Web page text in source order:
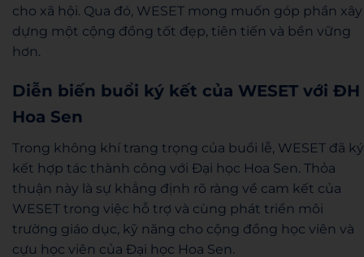
cho xã hội. Qua đó, WESET mong muốn góp phần xây
dựng một cộng đồng tốt đẹp, tiên tiến và bền vững
hơn.
Diễn biến buổi ký kết của WESET với ĐH
Hoa Sen
Trong không khí trang trọng của buổi lễ, WESET đã ký
kết hợp tác thành công với Đại học Hoa Sen. Thỏa
thuận này là sự khẳng định rõ ràng về cam kết của
WESET trong việc hỗ trợ và cùng phát triển môi
trường giáo dục, kỹ năng cho cộng đồng học viên và
cựu học viên của Đại học Hoa Sen.